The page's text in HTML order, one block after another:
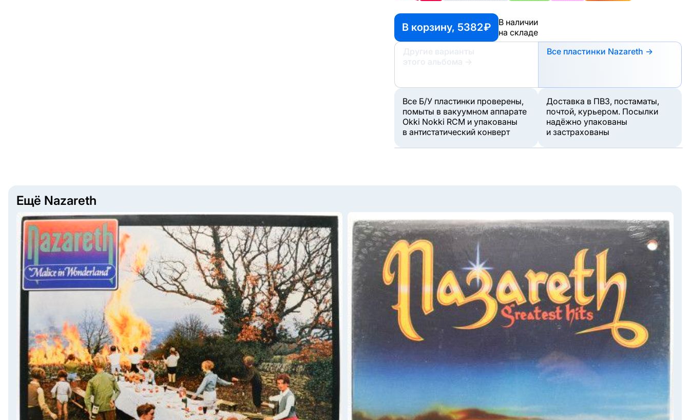
В корзину, 5382 ₽
В наличии
на складе
Другие варианты
этого альбома
→
Все пластинки Nazareth →
Все Б/У пластинки проверены,
помыты в вакуумном аппарате
Okki Nokki RCM и упакованы
в антистатический конверт
Доставка в ПВЗ, постаматы,
почтой, курьером. Посылки
надёжно упакованы
и застрахованы
Ещё Nazareth